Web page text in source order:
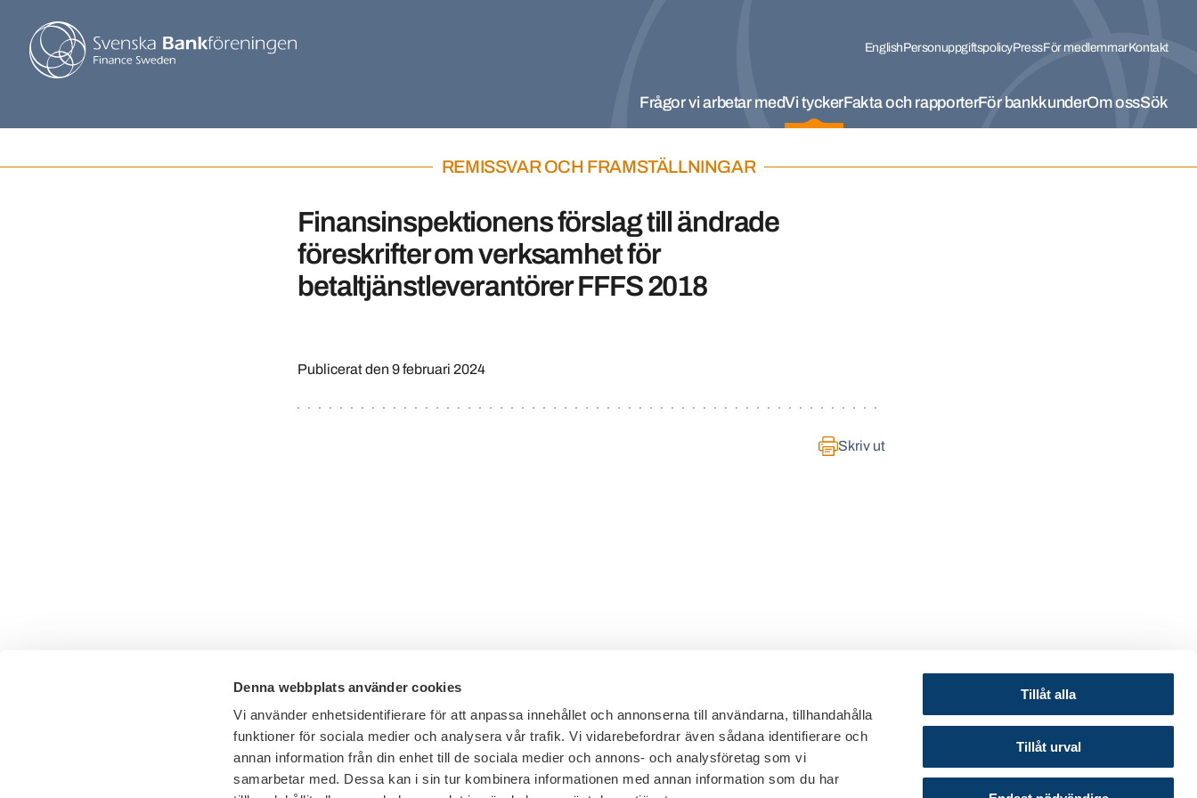
Denna webbplats använder cookies
Vi använder enhetsidentifierare för att anpassa innehållet och annonserna till användarna, tillhandahålla
funktioner för sociala medier och analysera vår trafik. Vi vidarebefordrar även sådana identifierare och
annan information från din enhet till de sociala medier och annons- och analysföretag som vi
samarbetar med. Dessa kan i sin tur kombinera informationen med annan information som du har
Tillåt alla
Tillåt urval
EnglishPersonuppgiftspolicyPressFör medlemmarKontakt
Frågor vi arbetar medVi tyckerFakta och rapporterFör bankkunderOm ossSök
REMISSVAR OCH FRAMSTÄLLNINGAR
Finansinspektionens förslag till ändrade
föreskrifter om verksamhet för
betaltjänstleverantörer FFFS 2018
Publicerat den 9 februari 2024
Skriv ut
Telefon växel: 08 - 453 44 00
E-post:info@financesweden.se
© 2024 Svenska Bankföreningen
Cookies